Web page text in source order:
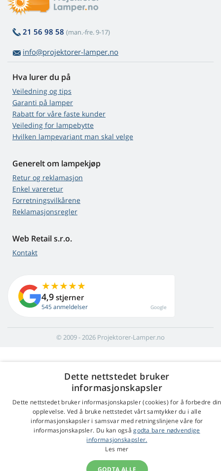
21 56 98 58 (man.-fre. 9-17)
info@projektorer-lamper.no
Hva lurer du på
Veiledning og tips
Garanti på lamper
Rabatt for våre faste kunder
Veileding for lampebytte
Hvilken lampevariant man skal velge
Generelt om lampekjøp
Retur og reklamasjon
Enkel vareretur
Forretningsvilkårene
Reklamasjonsregler
Web Retail s.r.o.
Kontakt
4,9 stjerner
545 anmeldelser Google
© 2009 - 2026 Projektorer-Lamper.no
Dette nettstedet bruker
informasjonskapsler
Dette nettstedet bruker informasjonskapsler (cookies) for å forbedre din
opplevelse. Ved å bruke nettstedet vårt samtykker du i alle
informasjonskapsler i samsvar med retningslinjene våre for
informasjonskapsler. Du kan ogsågodta bare nødvendige
informasjonskapsler.
Les mer
GODTA ALLE